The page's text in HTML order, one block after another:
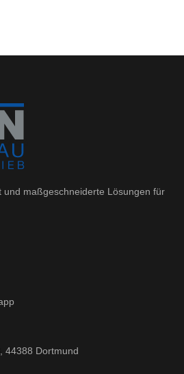
und maßgeschneiderte Lösungen für
44388 Dortmund